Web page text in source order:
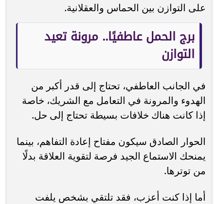
على التوازن بين الحماس والعقلانية.
برج الحمل عاطفيًا.. مرونة تعيد
التوازن
في الجانب العاطفي، تحتاج إلى قدر أكبر من
الهدوء والمرونة في التعامل مع الشريك، خاصة
إذا كانت هناك خلافات بسيطة تحتاج إلى حل.
الحوار الصادق سيكون مفتاح إعادة التفاهم، بينما
يمنحك الاستماع الجيد فرصة لتقوية العلاقة بدلًا
من توترها.
أما إذا كنت أعزب، فقد تلتقي بشخص يلفت